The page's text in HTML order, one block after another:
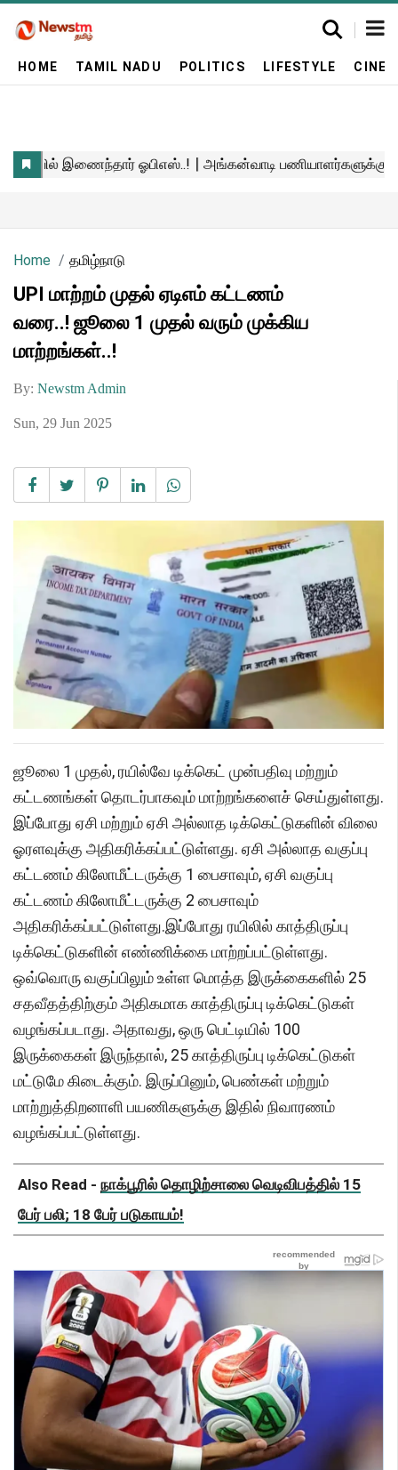
HOME TAMIL NADU POLITICS LIFESTYLE
Home தமிழ்நாடு
UPI மாற்றம் முதல் ஏடிஎம் கட்டணம்
வரை..! ஜூலை 1 முதல் வரும் முக்கிய
மாற்றங்கள்..!
By: Newstm Admin
Sun, 29 Jun 2025
ஜூலை 1 முதல், ரயில்வே டிக்கெட் முன்பதிவு மற்றும்
கட்டணங்கள் தொடர்பாகவும் மாற்றங்களைச் செய்துள்ளது.
இப்போது ஏசி மற்றும் ஏசி அல்லாத டிக்கெட்டுகளின் விலை
ஓரளவுக்கு அதிகரிக்கப்பட்டுள்ளது. ஏசி அல்லாத வகுப்பு
கட்டணம் கிலோமீட்டருக்கு 1 பைசாவும், ஏசி வகுப்பு
கட்டணம் கிலோமீட்டருக்கு 2 பைசாவும்
அதிகரிக்கப்பட்டுள்ளது.இப்போது ரயிலில் காத்திருப்பு
டிக்கெட்டுகளின் எண்ணிக்கை மாற்றப்பட்டுள்ளது.
ஒவ்வொரு வகுப்பிலும் உள்ள மொத்த இருக்கைகளில் 25
சதவீதத்திற்கும் அதிகமாக காத்திருப்பு டிக்கெட்டுகள்
வழங்கப்படாது. அதாவது, ஒரு பெட்டியில் 100
இருக்கைகள் இருந்தால், 25 காத்திருப்பு டிக்கெட்டுகள்
மட்டுமே கிடைக்கும். இருப்பினும், பெண்கள் மற்றும்
மாற்றுத்திறனாளி பயணிகளுக்கு இதில் நிவாரணம்
வழங்கப்பட்டுள்ளது.
Also Read - நாக்பூரில் தொழிற்சாலை வெடிவிபத்தில் 15
பேர் பலி; 18 பேர் படுகாயம்!